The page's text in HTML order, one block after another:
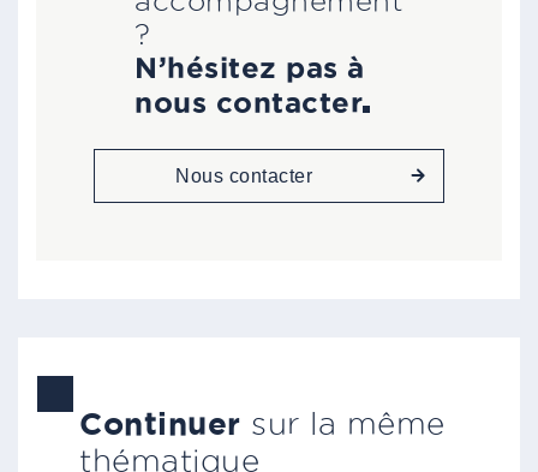
?
N’hésitez pas à
nous contacter
Nous contacter
Continuer sur la même
thématique